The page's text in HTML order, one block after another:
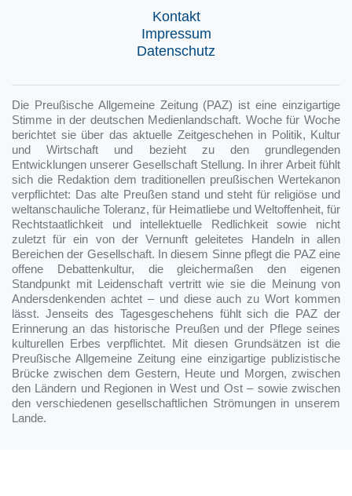
Kontakt
Impressum
Datenschutz
Die Preußische Allgemeine Zeitung (PAZ) ist eine einzigartige
Stimme in der deutschen Medienlandschaft. Woche für Woche
berichtet sie über das aktuelle Zeitgeschehen in Politik, Kultur
und Wirtschaft und bezieht zu den grundlegenden
Entwicklungen unserer Gesellschaft Stellung. In ihrer Arbeit fühlt
sich die Redaktion dem traditionellen preußischen Wertekanon
verpflichtet: Das alte Preußen stand und steht für religiöse und
weltanschauliche Toleranz, für Heimatliebe und Weltoffenheit, für
Rechtstaatlichkeit und intellektuelle Redlichkeit sowie nicht
zuletzt für ein von der Vernunft geleitetes Handeln in allen
Bereichen der Gesellschaft. In diesem Sinne pflegt die PAZ eine
offene Debattenkultur, die gleichermaßen den eigenen
Standpunkt mit Leidenschaft vertritt wie sie die Meinung von
Andersdenkenden achtet – und diese auch zu Wort kommen
lässt. Jenseits des Tagesgeschehens fühlt sich die PAZ der
Erinnerung an das historische Preußen und der Pflege seines
kulturellen Erbes verpflichtet. Mit diesen Grundsätzen ist die
Preußische Allgemeine Zeitung eine einzigartige publizistische
Brücke zwischen dem Gestern, Heute und Morgen, zwischen
den Ländern und Regionen in West und Ost – sowie zwischen
den verschiedenen gesellschaftlichen Strömungen in unserem
Lande.